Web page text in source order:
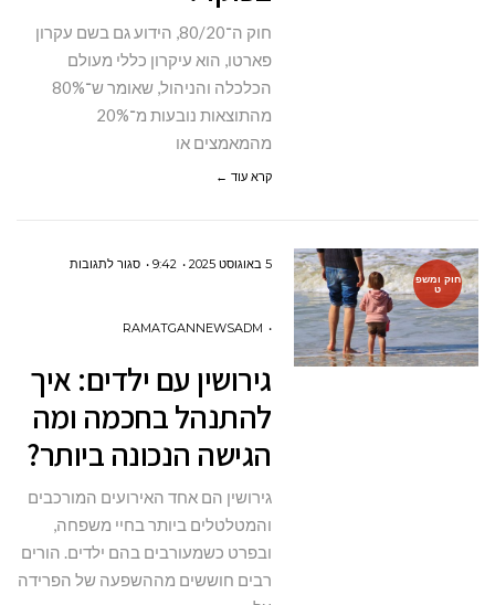
חוק ה־80/20, הידוע גם בשם עקרון
פארטו, הוא עיקרון כללי מעולם
הכלכלה והניהול, שאומר ש־80%
מהתוצאות נובעות מ־20%
מהמאמצים או
קרא עוד ←
חוק ומשפ
ט
5 באוגוסט 2025 9:42 סגור לתגובותעל
איך
להתנהל
בחכמה
RAMATGANNEWSADM
גירושין עם ילדים: איך
להתנהל בחכמה ומה
הגישה הנכונה ביותר?
גירושין הם אחד האירועים המורכבים
והמטלטלים ביותר בחיי משפחה,
ובפרט כשמעורבים בהם ילדים. הורים
רבים חוששים מההשפעה של הפרידה